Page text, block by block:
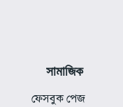
সামাজিক
ফেসবুক পেজ